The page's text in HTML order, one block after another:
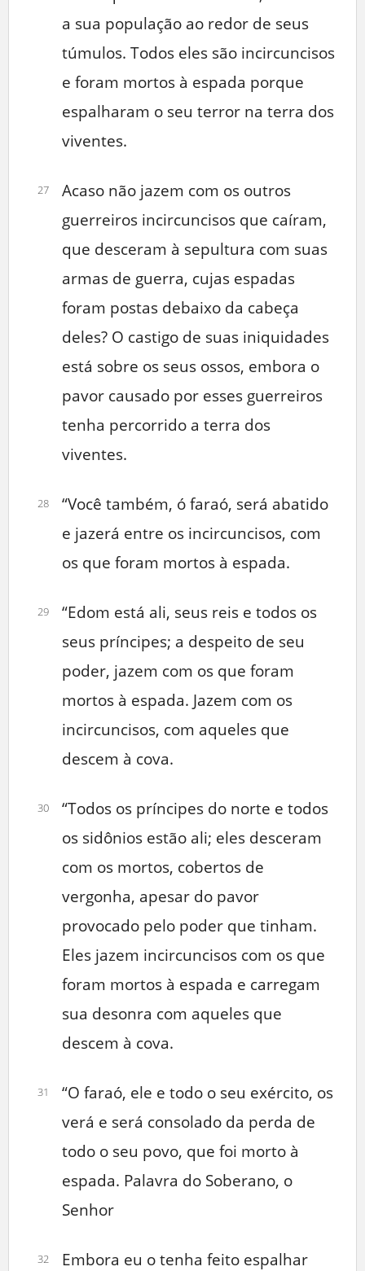
a sua população ao redor de seus
túmulos. Todos eles são incircuncisos
e foram mortos à espada porque
espalharam o seu terror na terra dos
viventes.
27
Acaso não jazem com os outros
guerreiros incircuncisos que caíram,
que desceram à sepultura com suas
armas de guerra, cujas espadas
foram postas debaixo da cabeça
deles? O castigo de suas iniquidades
está sobre os seus ossos, embora o
pavor causado por esses guerreiros
tenha percorrido a terra dos
viventes.
28
“Você também, ó faraó, será abatido
e jazerá entre os incircuncisos, com
os que foram mortos à espada.
29
“Edom está ali, seus reis e todos os
seus príncipes; a despeito de seu
poder, jazem com os que foram
mortos à espada. Jazem com os
incircuncisos, com aqueles que
descem à cova.
30
“Todos os príncipes do norte e todos
os sidônios estão ali; eles desceram
com os mortos, cobertos de
vergonha, apesar do pavor
provocado pelo poder que tinham.
Eles jazem incircuncisos com os que
foram mortos à espada e carregam
sua desonra com aqueles que
descem à cova.
31
“O faraó, ele e todo o seu exército, os
verá e será consolado da perda de
todo o seu povo, que foi morto à
espada. Palavra do Soberano, o
Senhor
32
Embora eu o tenha feito espalhar